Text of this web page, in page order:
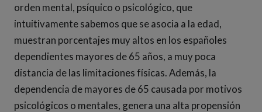
orden mental, psíquico o psicológico, que
intuitivamente sabemos que se asocia a la edad,
muestran porcentajes muy altos en los españoles
dependientes mayores de 65 años, a muy poca
distancia de las limitaciones físicas. Además, la
dependencia de mayores de 65 causada por motivos
psicológicos o mentales, genera una alta propensión